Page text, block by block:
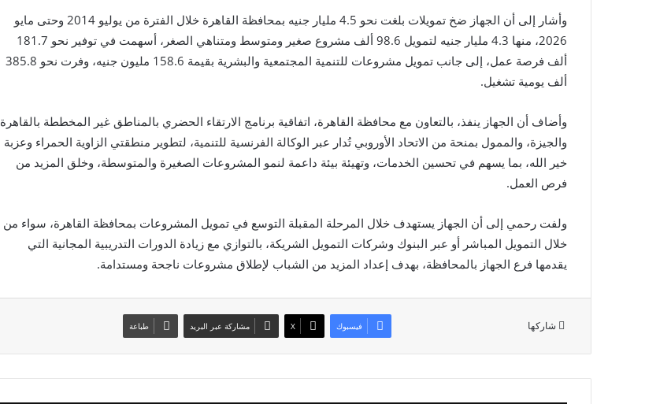
وأشار إلى أن الجهاز ضخ تمويلات بلغت نحو 4.5 مليار جنيه بمحافظة القاهرة خلال الفترة من يوليو 2014 وحتى مايو
2026، منها 4.3 مليار جنيه لتمويل 98.6 ألف مشروع صغير ومتوسط ومتناهي الصغر، أسهمت في توفير نحو 181.7
ألف فرصة عمل، إلى جانب تمويل مشروعات للتنمية المجتمعية والبشرية بقيمة 158.6 مليون جنيه، وفرت نحو 385.8
ألف يومية تشغيل.
وأضاف أن الجهاز ينفذ، بالتعاون مع محافظة القاهرة، اتفاقية برنامج الارتقاء الحضري بالمناطق غير المخططة بالقاهرة
والجيزة، والممول بمنحة من الاتحاد الأوروبي تُدار عبر الوكالة الفرنسية للتنمية، لتطوير منطقتي الزاوية الحمراء وعزبة
خير الله، بما يسهم في تحسين الخدمات، وتهيئة بيئة داعمة لنمو المشروعات الصغيرة والمتوسطة، وخلق المزيد من
فرص العمل.
ولفت رحمي إلى أن الجهاز يستهدف خلال المرحلة المقبلة التوسع في تمويل المشروعات بمحافظة القاهرة، سواء من
خلال التمويل المباشر أو عبر البنوك وشركات التمويل الشريكة، بالتوازي مع زيادة الدورات التدريبية المجانية التي
يقدمها فرع الجهاز بالمحافظة، بهدف إعداد المزيد من الشباب لإطلاق مشروعات ناجحة ومستدامة.
شاركها فيسبوك X مشاركة عبر البريد طباعة